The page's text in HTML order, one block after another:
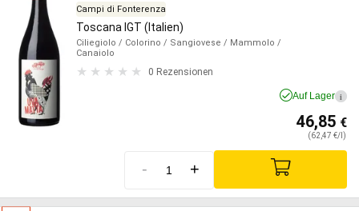
Campi di Fonterenza
Toscana IGT (Italien)
Ciliegiolo / Colorino / Sangiovese / Mammolo /
Canaiolo
0 Rezensionen
Auf Lager i
46,85 €
(62,47 €/l)
- +